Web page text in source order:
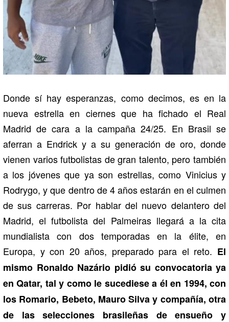
Donde sí hay esperanzas, como decimos, es en la
nueva estrella en ciernes que ha fichado el Real
Madrid de cara a la campaña 24/25. En Brasil se
aferran a Endrick y a su generación de oro, donde
vienen varios futbolistas de gran talento, pero también
a los jóvenes que ya son estrellas, como Vinicius y
Rodrygo, y que dentro de 4 años estarán en el culmen
de sus carreras. Por hablar del nuevo delantero del
Madrid, el futbolista del Palmeiras llegará a la cita
mundialista con dos temporadas en la élite, en
Europa, y con 20 años, preparado para el reto. El
mismo Ronaldo Nazário pidió su convocatoria ya
en Qatar, tal y como le sucediese a él en 1994, con
los Romario, Bebeto, Mauro Silva y compañía, otra
de las selecciones brasileñas de ensueño y